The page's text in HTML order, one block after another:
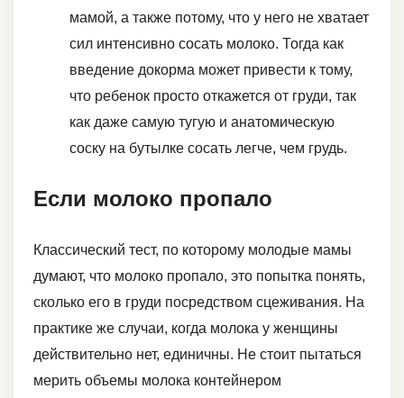
мамой, а также потому, что у него не хватает
сил интенсивно сосать молоко. Тогда как
введение докорма может привести к тому,
что ребенок просто откажется от груди, так
как даже самую тугую и анатомическую
соску на бутылке сосать легче, чем грудь.
Если молоко пропало
Классический тест, по которому молодые мамы
думают, что молоко пропало, это попытка понять,
сколько его в груди посредством сцеживания. На
практике же случаи, когда молока у женщины
действительно нет, единичны. Не стоит пытаться
мерить объемы молока контейнером